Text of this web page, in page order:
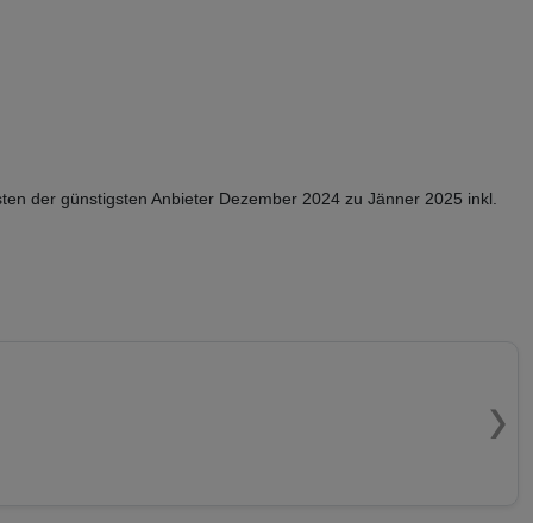
der günstigsten Anbieter Dezember 2024 zu Jänner 2025 inkl.